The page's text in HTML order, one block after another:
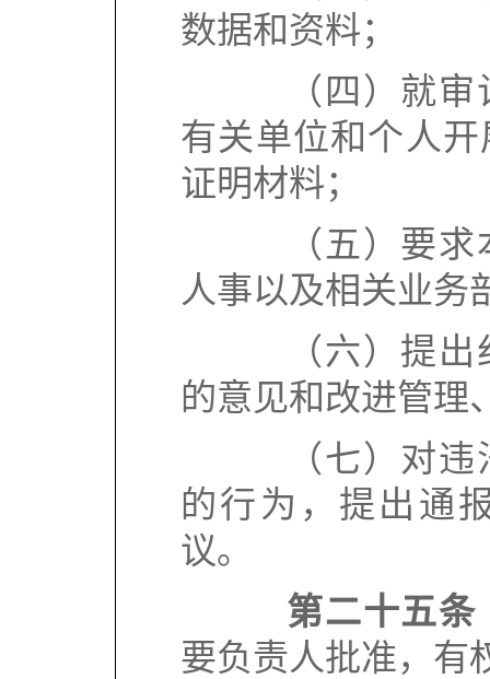
数据和资料；
（四）就审
有关单位和个人
证明材料；
（五）要求
人事以及相关业务
（六）提出
的意见和改进管理
（七）对违
的行为，提出通
议。
第二十五条
要负责人批准，有